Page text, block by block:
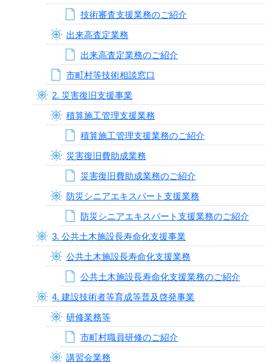
技術審査支援業務のご紹介
出来高査定業務
出来高査定業務のご紹介
市町村等技術相談窓口
2. 災害復旧支援事業
積算施工管理支援業務
積算施工管理支援業務のご紹介
災害復旧費助成業務
災害復旧費助成業務のご紹介
防災シニアエキスパート支援業務
防災シニアエキスパート支援業務のご紹介
3. 公共土木施設長寿命化支援事業
公共土木施設長寿命化支援業務
公共土木施設長寿命化支援業務のご紹介
4. 建設技術者等育成等普及啓発事業
研修業務等
市町村職員研修のご紹介
講習会業務